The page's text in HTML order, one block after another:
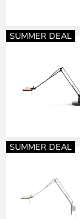
SUMMER DEAL
SUMMER DEAL